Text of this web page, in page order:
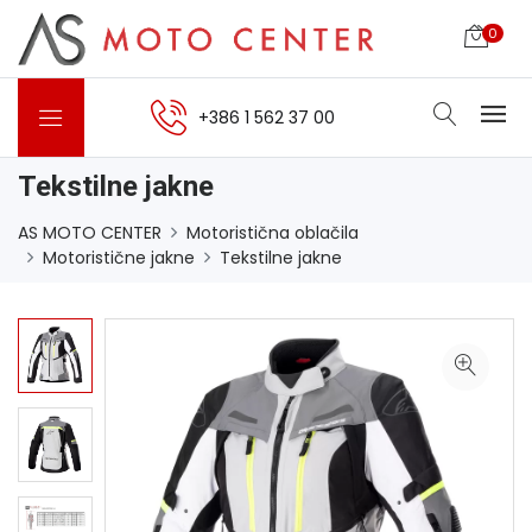
0
+386 1 562 37 00
Tekstilne jakne
AS MOTO CENTER
Motoristična oblačila
Motoristične jakne
Tekstilne jakne